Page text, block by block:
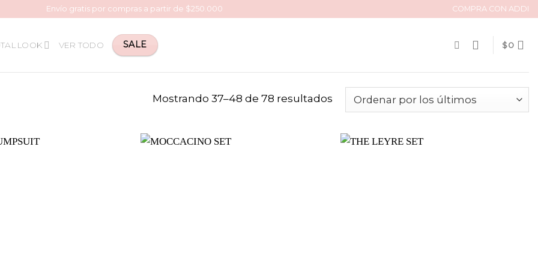
Envío gratis por compras a partir de $250.000 COMPRA CON ADDI
LOOK VER TODO SALE $0
Mostrando 37–48 de 78 resultados